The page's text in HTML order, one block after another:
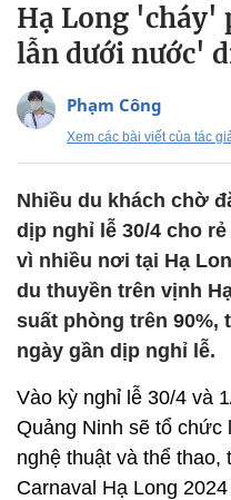
Hạ Long 'cháy'
lẫn dưới nước'
Phạm Công
Xem các bài viết của tác
Nhiều du khách chờ
dịp nghỉ lễ 30/4 cho
vì nhiều nơi tại Hạ
du thuyền trên vịnh
suất phòng trên 90%,
ngày gần dịp nghỉ lễ.
Vào kỳ nghỉ lễ 30/4 và
Quảng Ninh sẽ tổ chức
nghệ thuật và thể
Carnaval Hạ Long